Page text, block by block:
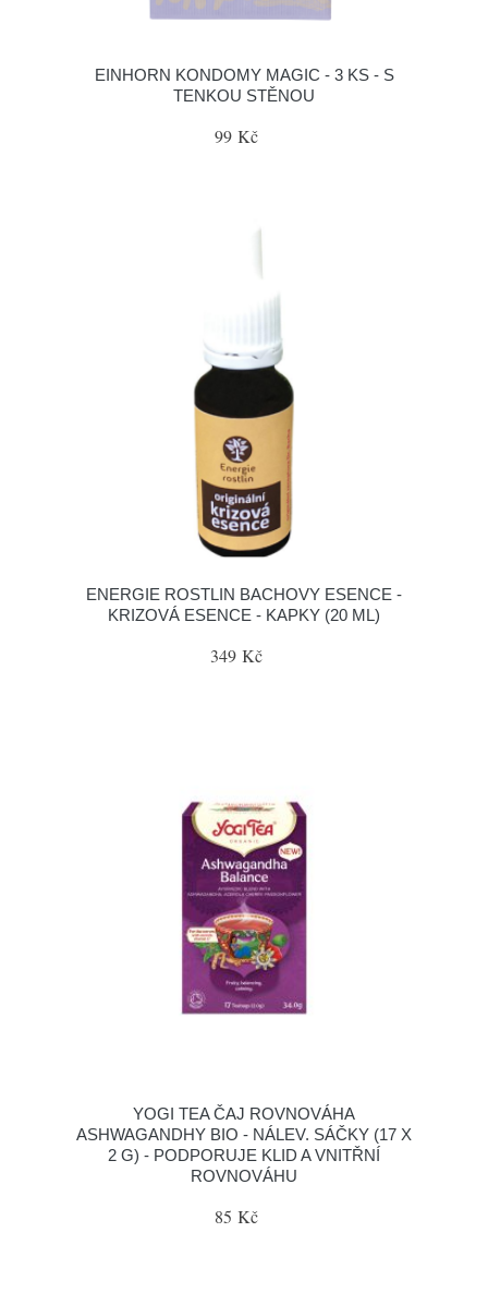
EINHORN KONDOMY MAGIC - 3 KS - S
TENKOU STĚNOU
99 Kč
ENERGIE ROSTLIN BACHOVY ESENCE -
KRIZOVÁ ESENCE - KAPKY (20 ML)
349 Kč
YOGI TEA ČAJ ROVNOVÁHA
ASHWAGANDHY BIO - NÁLEV. SÁČKY (17 X
2 G) - PODPORUJE KLID A VNITŘNÍ
ROVNOVÁHU
85 Kč